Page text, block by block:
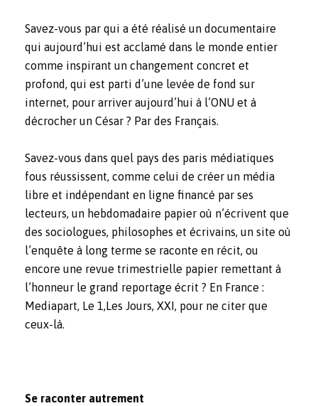
Savez-vous par qui a été réalisé un documentaire
qui aujourd’hui est acclamé dans le monde entier
comme inspirant un changement concret et
profond, qui est parti d’une levée de fond sur
internet, pour arriver aujourd’hui à l’ONU et à
décrocher un César ? Par des Français.
Savez-vous dans quel pays des paris médiatiques
fous réussissent, comme celui de créer un média
libre et indépendant en ligne financé par ses
lecteurs, un hebdomadaire papier où n’écrivent que
des sociologues, philosophes et écrivains, un site où
l’enquête à long terme se raconte en récit, ou
encore une revue trimestrielle papier remettant à
l’honneur le grand reportage écrit ? En France :
Mediapart, Le 1,Les Jours, XXI, pour ne citer que
ceux-là.
Se raconter autrement